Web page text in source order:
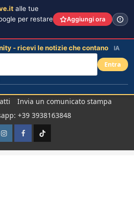
Invia un comunicato stampa
+39 3938163848
InstagramFacebook
TikTok
alle tue
per restare
Aggiungi ora
- ricevi le notizie che contano IA
Entra